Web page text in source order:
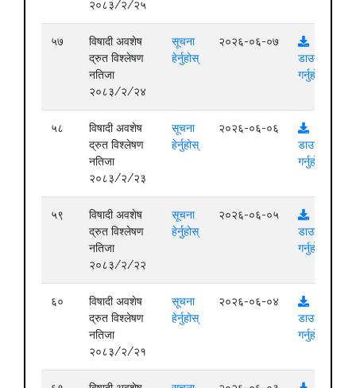
२०८३/२/२५
५७
विषादी अवशेष
द्रुत विश्लेषण
नतिजा
२०८३/२/२४
सूचना
हेर्नुहोस्
२०२६-०६-०७
डाउनलोड
गर्नुहोस्
५८
विषादी अवशेष
द्रुत विश्लेषण
नतिजा
२०८३/२/२३
सूचना
हेर्नुहोस्
२०२६-०६-०६
डाउनलोड
गर्नुहोस्
५९
विषादी अवशेष
द्रुत विश्लेषण
नतिजा
२०८३/२/२२
सूचना
हेर्नुहोस्
२०२६-०६-०५
डाउनलोड
गर्नुहोस्
६०
विषादी अवशेष
द्रुत विश्लेषण
नतिजा
२०८३/२/२१
सूचना
हेर्नुहोस्
२०२६-०६-०४
डाउनलोड
गर्नुहोस्